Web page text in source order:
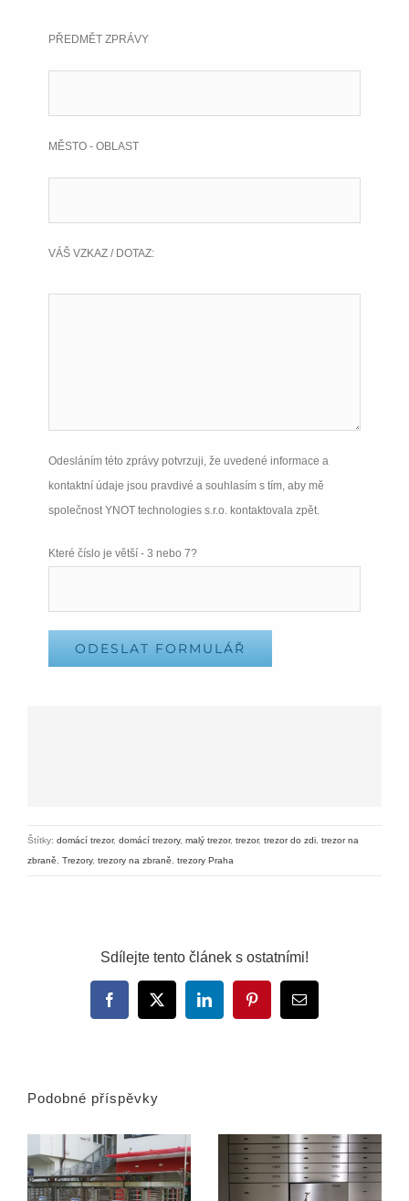
PŘEDMĚT ZPRÁVY
MĚSTO - OBLAST
VÁŠ VZKAZ / DOTAZ:
Odesláním této zprávy potvrzuji, že uvedené informace a
kontaktní údaje jsou pravdivé a souhlasím s tím, aby mě
společnost YNOT technologies s.r.o. kontaktovala zpět.
Please leave this field empty.
Které číslo je větší - 3 nebo 7?
Štítky: domácí trezor, domácí trezory, malý trezor, trezor, trezor do zdi, trezor na
zbraně, Trezory, trezory na zbraně, trezory Praha
Sdílejte tento článek s ostatními!
Facebook
X LinkedInPinterestE-
mail
Podobné příspěvky